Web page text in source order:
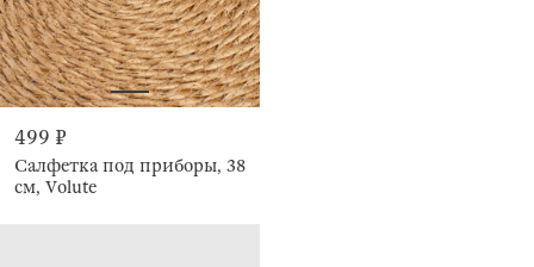
499 ₽
Салфетка под приборы, 38
см, Volute